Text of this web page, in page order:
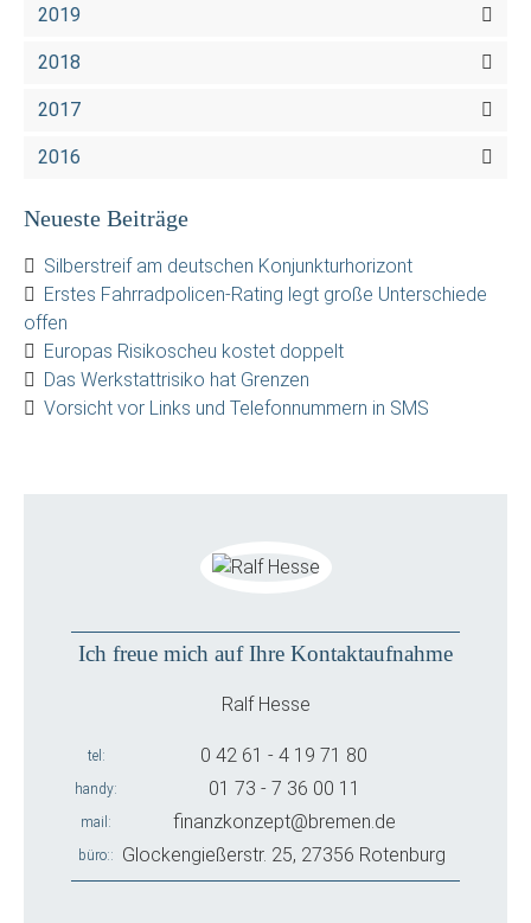
2019
2018
2017
2016
Neueste Beiträge
Silberstreif am deutschen Konjunkturhorizont
Erstes Fahrradpolicen-Rating legt große Unterschiede
offen
Europas Risikoscheu kostet doppelt
Das Werkstattrisiko hat Grenzen
Vorsicht vor Links und Telefonnummern in SMS
Ich freue mich auf Ihre Kontaktaufnahme
Ralf Hesse
tel 0 42 61 - 4 19 71 80
handy 01 73 - 7 36 00 11
mail finanzkonzept@bremen.de
büro: Glockengießerstr. 25, 27356 Rotenburg